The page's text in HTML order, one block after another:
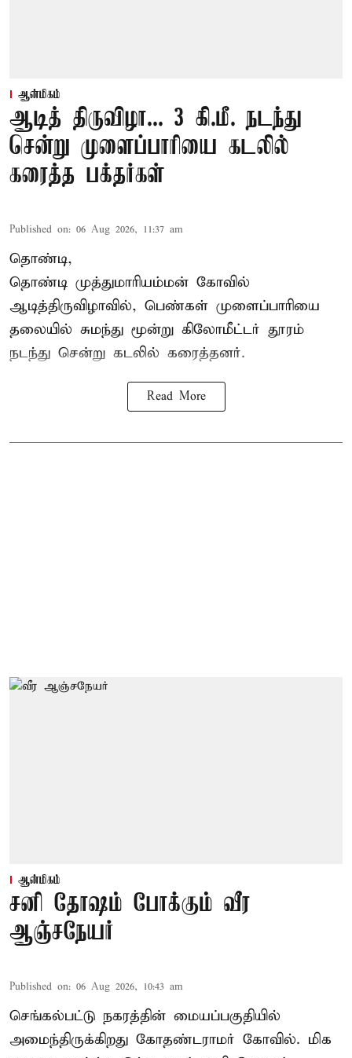
ஆன்மிகம்
ஆடித் திருவிழா... 3 கி.மீ. நடந்து
சென்று முளைப்பாரியை கடலில்
கரைத்த பக்தர்கள்
Published on: 06 Aug 2026, 11:37 am
தொண்டி,
தொண்டி முத்துமாரியம்மன் கோவில்
ஆடித்திருவிழாவில், பெண்கள் முளைப்பாரியை
தலையில் சுமந்து மூன்று கிலோமீட்டர் தூரம்
நடந்து சென்று கடலில் கரைத்தனர்.
Read More
ஆன்மிகம்
சனி தோஷம் போக்கும் வீர
ஆஞ்சநேயர்
Published on: 06 Aug 2026, 10:43 am
செங்கல்பட்டு நகரத்தின் மையப்பகுதியில்
அமைந்திருக்கிறது கோதண்டராமர் கோவில். மிக